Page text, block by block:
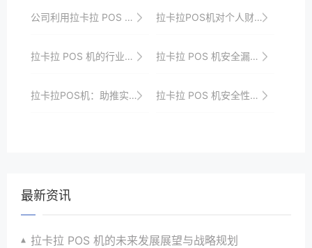
公司利用拉卡拉 POS 机的创新模式 拉卡拉POS机对个人财务管理的帮助
拉卡拉 POS 机的行业发展趋势与机遇 拉卡拉 POS 机安全漏洞防范策略
拉卡拉POS机：助推实体经济与互联网的深度融合 拉卡拉 POS 机安全性对商业环境的影响
最新资讯
拉卡拉 POS 机的未来发展展望与战略规划